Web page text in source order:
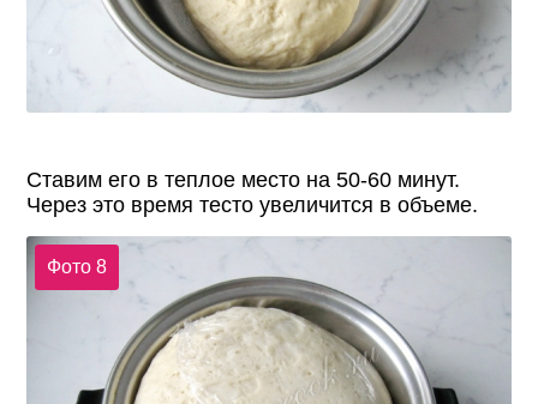
Ставим его в теплое место на 50-60 минут.
Через это время тесто увеличится в объеме.
Фото 8